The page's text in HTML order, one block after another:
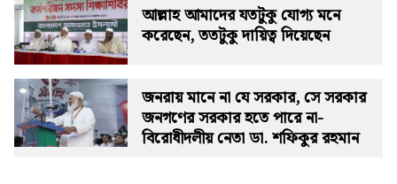
আল্লাহ আমাদের যতটুকু যোগ্য মনে
করেছেন, ততটুকু দায়িত্ব দিয়েছেন
জনরায় মানে না যে সরকার, সে সরকার
জনগণের সরকার হতে পারে না-
বিরোধীদলীয় নেতা ডা. শফিকুর রহমান